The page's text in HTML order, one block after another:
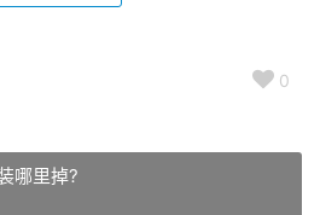
0
哪里掉?